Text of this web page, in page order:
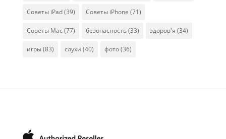
Советы iPad(39) Советы iPhone (71)
Советы Mac (77) безопасность(33) здоров'я (34)
игры(83) слухи (40) фото(36)